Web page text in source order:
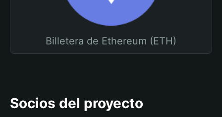
Billetera de Ethereum (ETH)
Socios del proyecto